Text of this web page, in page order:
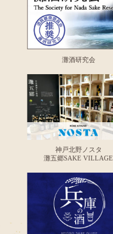
灘酒研究会
神戸北野ノスタ
灘五郷SAKE VILLAGE